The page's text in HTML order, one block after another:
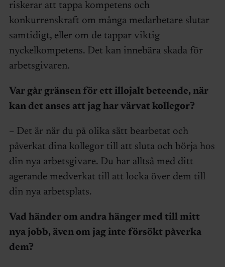
riskerar att tappa kompetens och
konkurrenskraft om många medarbetare slutar
samtidigt, eller om de tappar viktig
nyckelkompetens. Det kan innebära skada för
arbetsgivaren.
Var går gränsen för ett illojalt beteende, när
kan det anses att jag har värvat kollegor?
– Det är när du på olika sätt bearbetat och
påverkat dina kollegor till att sluta och börja hos
din nya arbetsgivare. Du har alltså med ditt
agerande medverkat till att locka över dem till
din nya arbetsplats.
Vad händer om andra hänger med till mitt
nya jobb, även om jag inte försökt påverka
dem?